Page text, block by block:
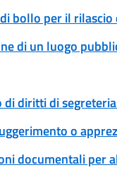
bollo per il
di un luogo
di diritti di
o
documentali per